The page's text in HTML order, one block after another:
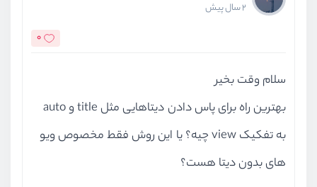
2 سال پیش
0
سلام وقت بخیر
بهترین راه برای پاس دادن دیتاهایی مثل title و auto
به تفکیک view چیه؟ یا این روش فقط مخصوص ویو
های بدون دیتا هست؟